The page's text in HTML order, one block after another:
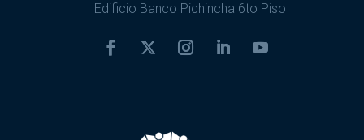
Edificio Banco Pichincha 6to Piso